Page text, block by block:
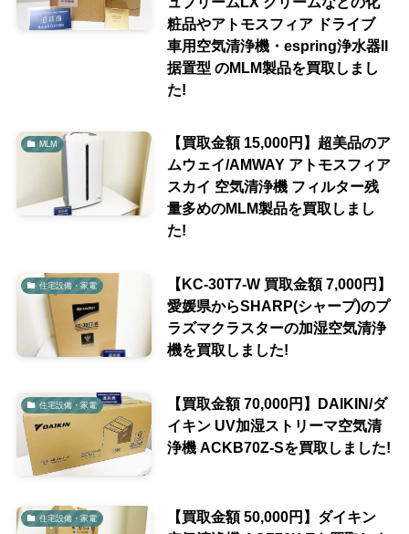
粧品やアトモスフィア ドライブ
車用空気清浄機・espring浄水器II
据置型 のMLM製品を買取しまし
た!
MLM
【買取金額 15,000円】超美品のア
ムウェイ/AMWAY アトモスフィア
スカイ 空気清浄機 フィルター残
量多めのMLM製品を買取しまし
た!
住宅設備・家電
【KC-30T7-W 買取金額 7,000円】
愛媛県からSHARP(シャープ)のプ
ラズマクラスターの加湿空気清浄
機を買取しました!
住宅設備・家電
【買取金額 70,000円】DAIKIN/ダ
イキン UV加湿ストリーマ空気清
浄機 ACKB70Z-Sを買取しました!
住宅設備・家電
【買取金額 50,000円】ダイキン